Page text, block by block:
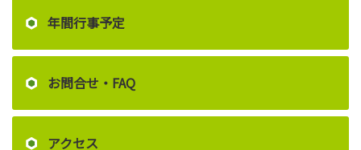
年間行事予定
お問合せ・FAQ
アクセス